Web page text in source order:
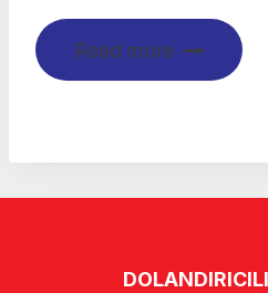
Read more